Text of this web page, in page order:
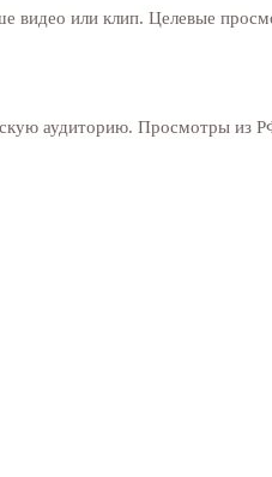
или клип. Целевые
аудиторию. Просмотры из